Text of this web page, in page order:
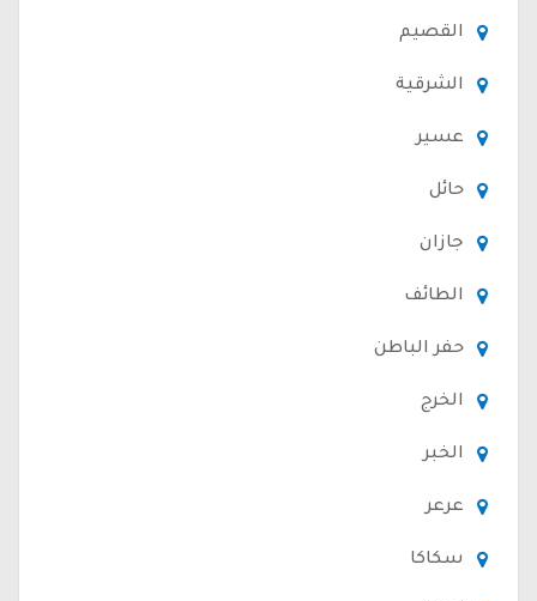
القصيم
الشرقية
عسير
حائل
جازان
الطائف
حفر الباطن
الخرج
الخبر
عرعر
سكاكا